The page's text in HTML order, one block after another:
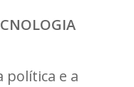
política e a